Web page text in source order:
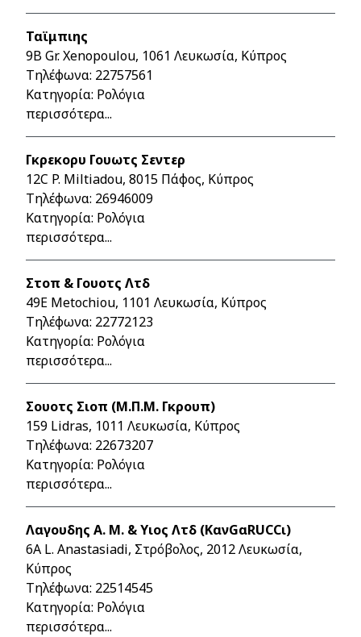
Ταϊμπιης
9B Gr. Xenopoulou, 1061 Λευκωσία, Κύπρος
Τηλέφωνα: 22757561
Κατηγορία: Ρολόγια
περισσότερα...
Γκρεκορυ Γουωτς Σεντερ
12C P. Miltiadou, 8015 Πάφος, Κύπρος
Τηλέφωνα: 26946009
Κατηγορία: Ρολόγια
περισσότερα...
Στοπ & Γουοτς Λτδ
49E Metochiou, 1101 Λευκωσία, Κύπρος
Τηλέφωνα: 22772123
Κατηγορία: Ρολόγια
περισσότερα...
Σουοτς Σιοπ (Μ.Π.Μ. Γκρουπ)
159 Lidras, 1011 Λευκωσία, Κύπρος
Τηλέφωνα: 22673207
Κατηγορία: Ρολόγια
περισσότερα...
Λαγουδης Α. Μ. & Υιος Λτδ (ΚανGαRUCCι)
6A L. Anastasiadi, Στρόβολος, 2012 Λευκωσία,
Κύπρος
Τηλέφωνα: 22514545
Κατηγορία: Ρολόγια
περισσότερα...